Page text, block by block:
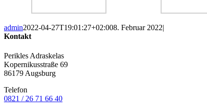
admin2022-04-27T19:01:27+02:008. Februar 2022|
Kontakt
Perikles Adraskelas
Kopernikusstraße 69
86179 Augsburg
Telefon
0821 / 26 71 66 40